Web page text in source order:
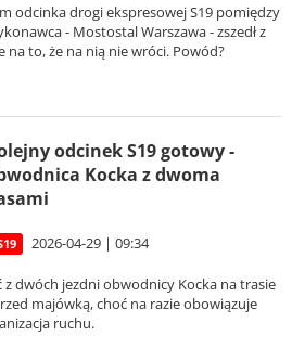
odcinka drogi ekspresowej S19 pomiędzy
- Mostostal Warszawa - zszedł z
to, że na nią nie wróci. Powód?
odcinek S19 gotowy -
Kocka z dwoma
2026-04-29 | 09:34
dwóch jezdni obwodnicy Kocka na trasie
majówką, choć na razie obowiązuje
ruchu.